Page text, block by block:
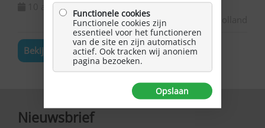
10 augustus 2026
Bekijk de volledige agenda
Nieuwsbrief
Functionele cookies
Functionele cookies zijn
essentieel voor het functioneren
van de site en zijn automatisch
actief. Ook tracken wij anoniem
pagina bezoeken.
Opslaan